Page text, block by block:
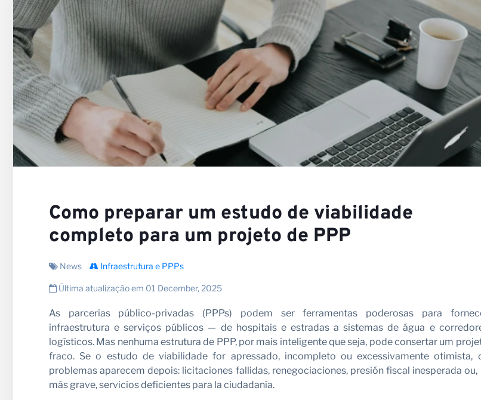
Nossas
Carreiras
Seja nosso
Como preparar um estudo de viabilidade
completo para um projeto de PPP
News Infraestrutura e PPPs
Última atualização em 01 December, 2025
As parcerias público-privadas (PPPs) podem ser ferramentas poderosas para
infraestrutura e serviços públicos — de hospitais e estradas a sistemas de água e
logísticos. Mas nenhuma estrutura de PPP, por mais inteligente que seja, pode consertar um
fraco. Se o estudo de viabilidade for apressado, incompleto ou excessivamente otimista,
problemas aparecem depois: licitaciones fallidas, renegociaciones, presión fiscal inesperada ou,
más grave, servicios deficientes para la ciudadanía.